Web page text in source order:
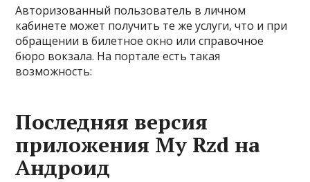
Авторизованный пользователь в личном
кабинете может получить те же услуги, что и при
обращении в билетное окно или справочное
бюро вокзала. На портале есть такая
возможность:
Последняя версия
приложения My Rzd на
Андроид